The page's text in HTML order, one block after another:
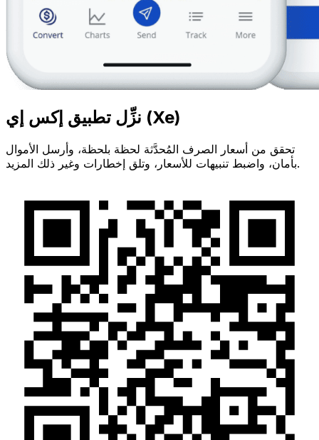
نزِّل تطبيق إكس إي (Xe)
تحقق من أسعار الصرف المُحدَّثة لحظة بلحظة، وأرسل الأموال
بأمان، واضبط تنبيهات للأسعار، وتلق إخطارات وغير ذلك المزيد.